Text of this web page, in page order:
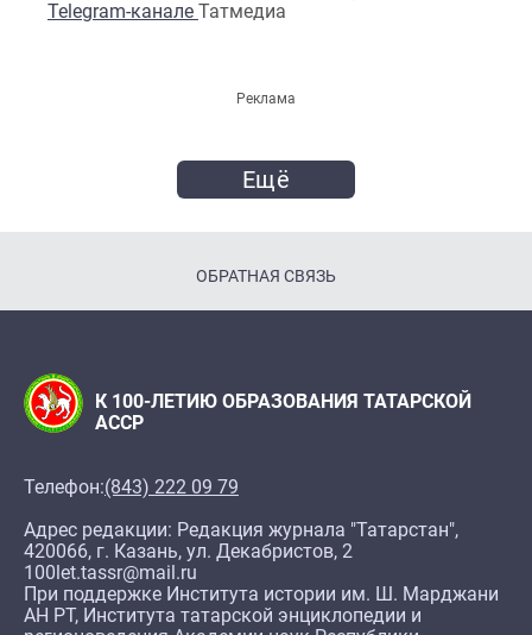
Telegram-канале Татмедиа
Реклама
Ещё
ОБРАТНАЯ СВЯЗЬ
К 100-ЛЕТИЮ ОБРАЗОВАНИЯ ТАТАРСКОЙ
АССР
Телефон:(843) 222 09 79
Адрес редакции: Редакция журнала "Татарстан",
420066, г. Казань, ул. Декабристов, 2
100let.tassr@mail.ru
При поддержке Института истории им. Ш. Марджани
АН РТ, Института татарской энциклопедии и